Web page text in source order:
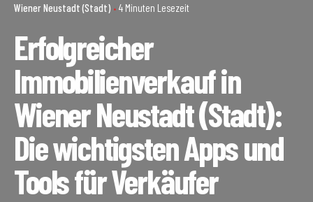
Wiener Neustadt (Stadt) 4 Minuten Lesezeit
Erfolgreicher
Immobilienverkauf in
Wiener Neustadt (Stadt):
Die wichtigsten Apps und
Tools für Verkäufer